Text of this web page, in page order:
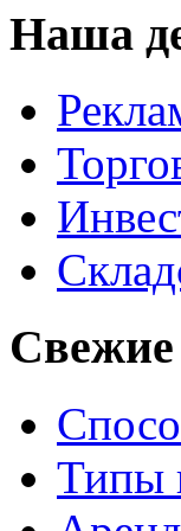
Наша
Свежие
Типы